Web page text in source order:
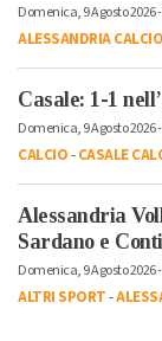
Domenica, 9 Agosto 2026
ALESSANDRIA CALCIO
Casale: 1-1
Domenica, 9 Agosto 2026
CALCIO-CASALE
Alessandria
Sardano e
Domenica, 9 Agosto 2026
ALTRI SPORT-